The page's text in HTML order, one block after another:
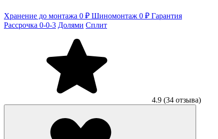
Хранение до монтажа 0 ₽ Шиномонтаж 0 ₽ Гарантия
Рассрочка 0-0-3 Долями Сплит
4.9 (34 отзыва)